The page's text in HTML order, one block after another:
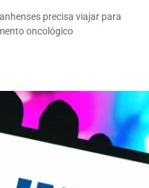
precisa viajar para
oncológico